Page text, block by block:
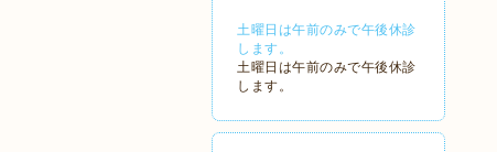
土曜日は午前のみで午後休診
します。
土曜日は午前のみで午後休診
します。